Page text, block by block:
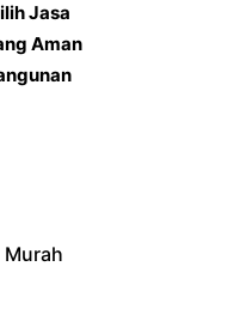
Jasa
Aman
Murah